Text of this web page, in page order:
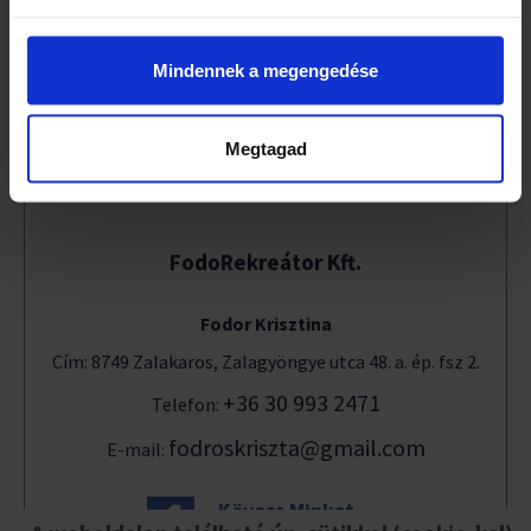
Mindennek a megengedése
Megtagad
FodoRekreátor Kft.
Fodor Krisztina
Cím: 8749 Zalakaros, Zalagyöngye utca 48. a. ép. fsz 2.
Telefon: +36 30 993 2471
E-mail: fodroskriszta@gmail.com
Kövess Minket